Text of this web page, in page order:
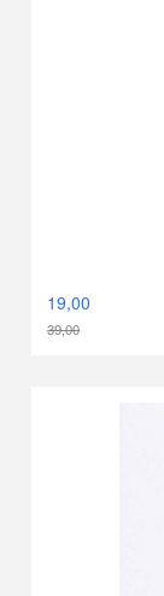
19,00
39,00